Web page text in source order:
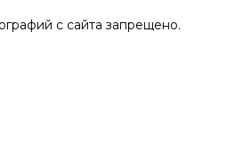
с сайта запрещено.